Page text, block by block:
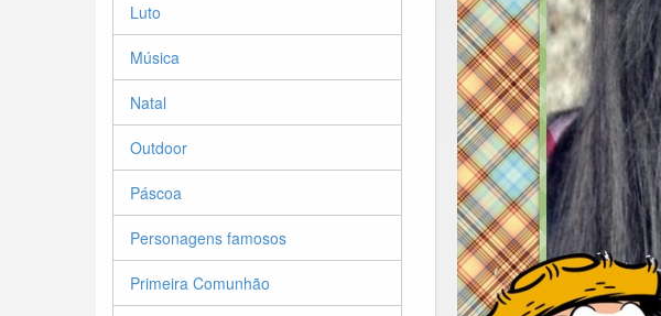
Luto
Música
Natal
Outdoor
Páscoa
Personagens famosos
Primeira Comunhão